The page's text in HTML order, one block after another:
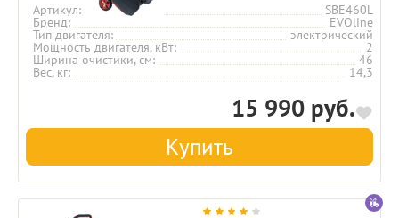
Артикул SBE460L
Бренд EVOline
Тип двигателя электрический
Мощность двигателя, кВт 2
Ширина очистики, см 46
Вес, кг 14,3
15 990 руб.
Купить